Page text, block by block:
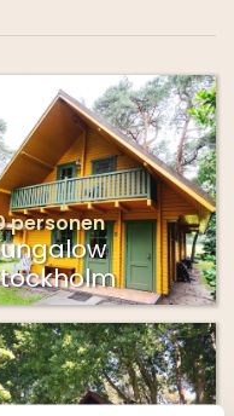
personen